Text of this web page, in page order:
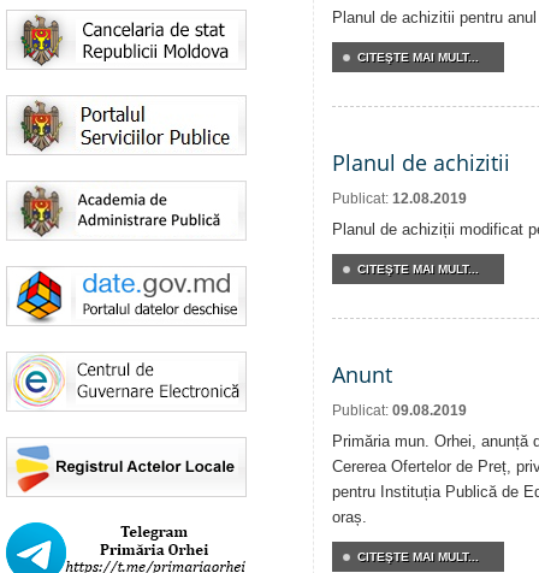
Planul de achizitii pentru
CITEŞTE MAI MULT...
Planul de achizitii
Publicat: 12.08.2019
Planul de achiziții modificat
CITEŞTE MAI MULT...
Anunt
Publicat: 09.08.2019
Primăria mun. Orhei, anunță
Cererea Ofertelor de Preț,
pentru Instituția Publică de
oraș.
CITEŞTE MAI MULT...